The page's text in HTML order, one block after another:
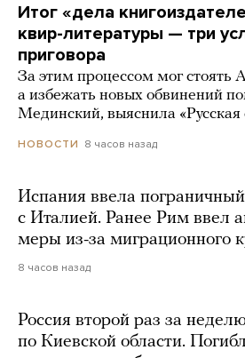
Итог «дела
квир-литературы — три
приговора
За этим процессом мог стоять
а избежать новых обвинений
Мединский, выяснила
НОВОСТИ 8 часов назад
Испания ввела
с Италией. Ранее Рим ввел
меры из-за миграционного
8 часов назад
Россия второй раз за
по Киевской области.